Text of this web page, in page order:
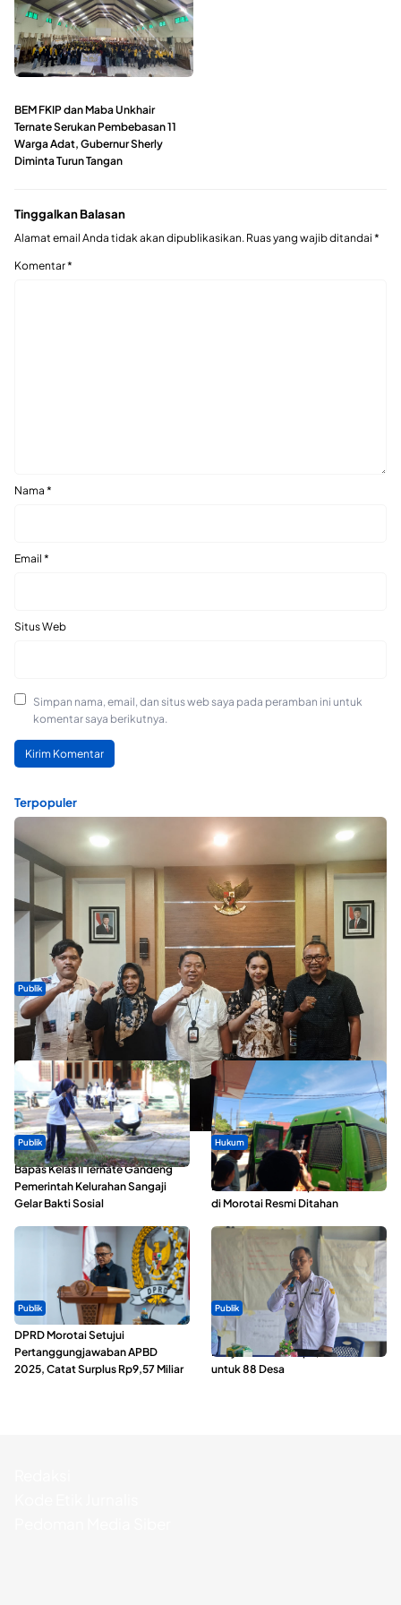
BEM FKIP dan Maba Unkhair
Ternate Serukan Pembebasan 11
Warga Adat, Gubernur Sherly
Diminta Turun Tangan
Tinggalkan Balasan
Alamat email Anda tidak akan dipublikasikan. Ruas yang wajib ditandai *
Komentar*
Nama *
Email *
Situs Web
Simpan nama, email, dan situs web saya pada peramban ini untuk
komentar saya berikutnya.
Terpopuler
Publik
Dua Talenta Muda Ternate Wakili Maluku Utara di Gita Bahana
Nusantara 2026
Publik
Bapas Kelas II Ternate Gandeng
Pemerintah Kelurahan Sangaji
Gelar Bakti Sosial
Hukum
Oknum ASN yang Diduga Lakukan
Pelecehan Terhadap 5 Siswa SMA
di Morotai Resmi Ditahan
Publik
DPRD Morotai Setujui
Pertanggungjawaban APBD
2025, Catat Surplus Rp9,57 Miliar
Publik
ABDESI Morotai Apresiasi
Penyaluran ADD Rp3,13 Miliar
untuk 88 Desa